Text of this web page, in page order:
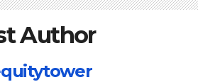
Author